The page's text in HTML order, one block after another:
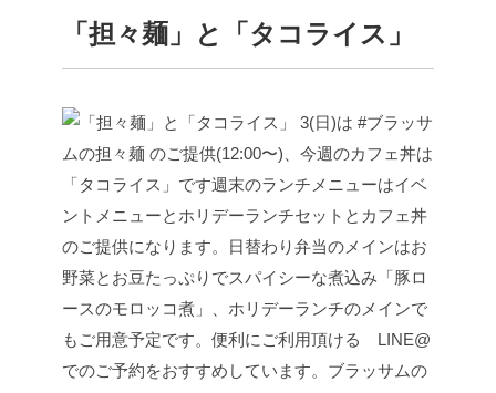
「担々麺」と「タコライス」